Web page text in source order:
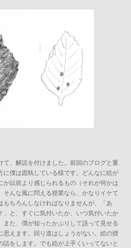
て、解説を付けました。前回のブログと重
に僕は固執している様です。どんなに絵が
か以前より感じられるもの（それが何かは
そんな風に問える授業なら、かなりイケて
もちろんしなければなりませんが、「あ
」と、すぐに気付いたか、いつ気付いたか
また、僕が知ったかぶりして語って見せる
思えます。回り道はしょうがない。絵の授
をします。でも絵が上手くいってないと